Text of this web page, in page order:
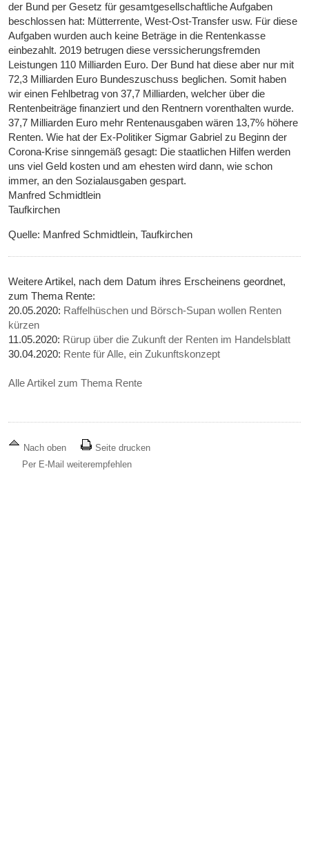
der Bund per Gesetz für gesamtgesellschaftliche Aufgaben
beschlossen hat: Mütterrente, West-Ost-Transfer usw. Für diese
Aufgaben wurden auch keine Beträge in die Rentenkasse
einbezahlt. 2019 betrugen diese verssicherungsfremden
Leistungen 110 Milliarden Euro. Der Bund hat diese aber nur mit
72,3 Milliarden Euro Bundeszuschuss beglichen. Somit haben
wir einen Fehlbetrag von 37,7 Milliarden, welcher über die
Rentenbeiträge finanziert und den Rentnern vorenthalten wurde.
37,7 Milliarden Euro mehr Rentenausgaben wären 13,7% höhere
Renten. Wie hat der Ex-Politiker Sigmar Gabriel zu Beginn der
Corona-Krise sinngemäß gesagt: Die staatlichen Hilfen werden
uns viel Geld kosten und am ehesten wird dann, wie schon
immer, an den Sozialausgaben gespart.
Manfred Schmidtlein
Taufkirchen
Quelle: Manfred Schmidtlein, Taufkirchen
Weitere Artikel, nach dem Datum ihres Erscheinens geordnet,
zum Thema Rente:
20.05.2020: Raffelhüschen und Börsch-Supan wollen Renten
kürzen
11.05.2020: Rürup über die Zukunft der Renten im Handelsblatt
30.04.2020: Rente für Alle, ein Zukunftskonzept
Alle Artikel zum Thema Rente
Nach oben
Seite drucken
Per E-Mail weiterempfehlen